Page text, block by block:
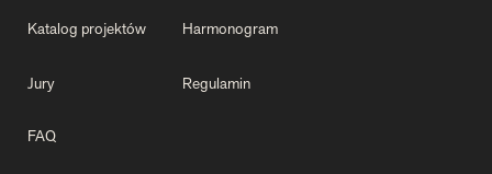
Katalog projektów Harmonogram
Jury Regulamin
FAQ